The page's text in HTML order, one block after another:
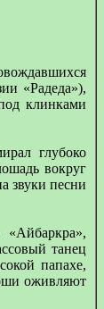
«Радеда»),
клинками
глубоко
вокруг
звуки песни
танец
папахе,
оживляют